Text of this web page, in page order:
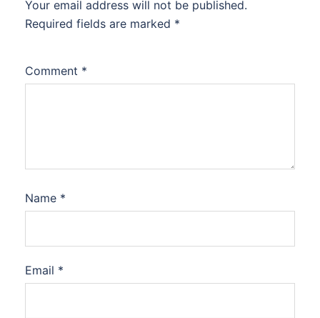
Your email address will not be published.
Required fields are marked *
Comment *
Name *
Email *